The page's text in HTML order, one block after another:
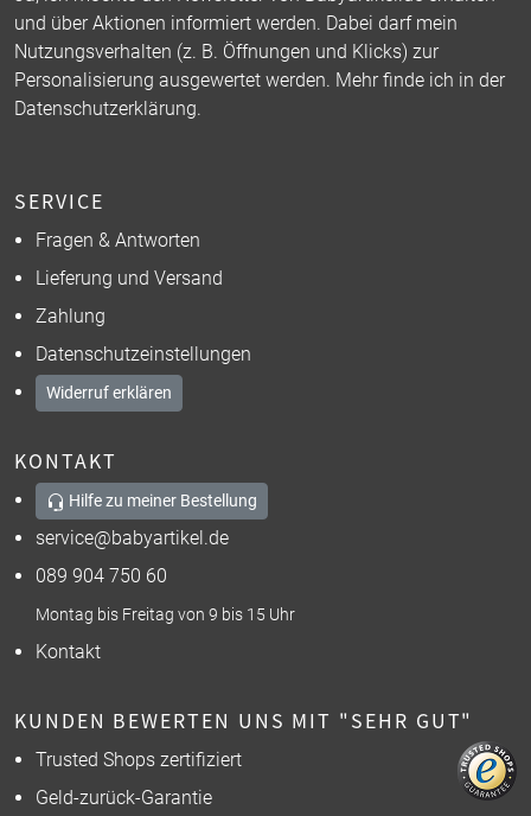
und über Aktionen informiert werden. Dabei darf mein
Nutzungsverhalten (z. B. Öffnungen und Klicks) zur
Personalisierung ausgewertet werden. Mehr finde ich in der
Datenschutzerklärung.
SERVICE
Fragen & Antworten
Lieferung und Versand
Zahlung
Datenschutzeinstellungen
Widerruf erklären
KONTAKT
Hilfe zu meiner Bestellung
service@babyartikel.de
089 904 750 60
Montag bis Freitag von 9 bis 15 Uhr
Kontakt
KUNDEN BEWERTEN UNS MIT "SEHR GUT"
Trusted Shops zertifiziert
Geld-zurück-Garantie